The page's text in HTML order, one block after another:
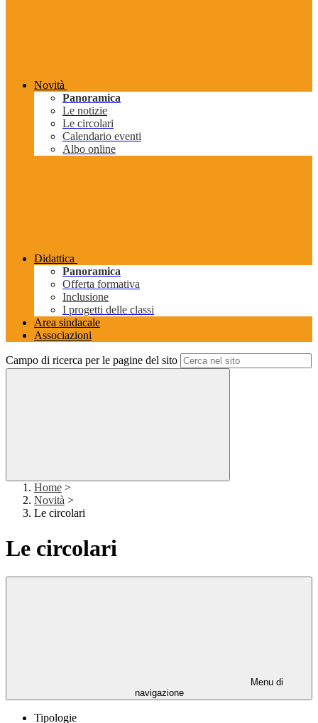
Novità
Panoramica
Le notizie
Le circolari
Calendario eventi
Albo online
Didattica
Panoramica
Offerta formativa
Inclusione
I progetti delle classi
Area sindacale
Associazioni
Campo di ricerca per le pagine del sito
Home >
Novità >
Le circolari
Le circolari
Menu di
navigazione
Tipologie